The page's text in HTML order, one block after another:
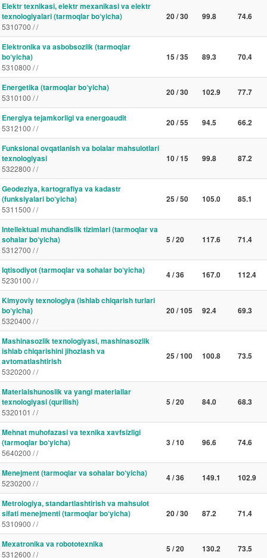
Elektr texnikasi, elektr mexanikasi va elektr
texnologiyalari (tarmoqlar bo‘yicha)
5310700 / /
20 / 30 99.8 74.6
Elektronika va asbobsozlik (tarmoqlar
bo‘yicha)
5310800 / /
15 / 35 89.3 70.4
Energetika (tarmoqlar bo‘yicha)
5310100 / /
20 / 30 102.9 77.7
Energiya tejamkorligi va energoaudit
5312100 / /
20 / 55 94.5 66.2
Funksional ovqatlanish va bolalar mahsulotlari
texnologiyasi
5322800 / /
10 / 15 99.8 87.2
Geodeziya, kartografiya va kadastr
(funksiyalari bo‘yicha)
5311500 / /
25 / 50 105.0 85.1
Intellektual muhandislik tizimlari (tarmoqlar va
sohalar bo‘yicha)
5312700 / /
5 / 20 117.6 71.4
Iqtisodiyot (tarmoqlar va sohalar bo‘yicha)
5230100 / /
4 / 36 167.0 112.4
Kimyoviy texnologiya (ishlab chiqarish turlari
bo‘yicha)
5320400 / /
20 / 105 92.4 69.3
Mashinasozlik texnologiyasi, mashinasozlik
ishlab chiqarishini jihozlash va
avtomatlashtirish
5320200 / /
25 / 100 100.8 73.5
Materialshunoslik va yangi materiallar
texnologiyasi (qurilish)
5320101 / /
5 / 20 84.0 68.3
Mehnat muhofazasi va texnika xavfsizligi
(tarmoqlar bo‘yicha)
5640200 / /
3 / 10 96.6 74.6
Menejment (tarmoqlar va sohalar bo‘yicha)
5230200 / /
4 / 36 149.1 102.9
Metrologiya, standartlashtirish va mahsulot
sifati menejmenti (tarmoqlar bo‘yicha)
5310900 / /
20 / 30 87.2 71.4
Mexatronika va robototexnika
5312600 / /
5 / 20 130.2 73.5